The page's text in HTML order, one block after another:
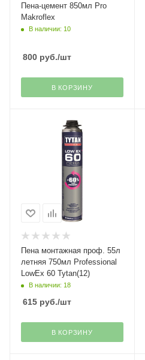
Пена-цемент 850мл Pro
Makroflex
В наличии: 10
800 руб./шт
В КОРЗИНУ
Пена монтажная проф. 55л
летняя 750мл Professional
LowEx 60 Tytan(12)
В наличии: 18
615 руб./шт
В КОРЗИНУ